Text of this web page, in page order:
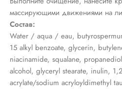
массирующими движениями на
Состав:
Water / aqua / eau,
15 alkyl benzoate, glycerin,
niacinamide, squalane,
alcohol, glyceryl stearate, inulin,
acrylate/sodium acryloyldimethyl